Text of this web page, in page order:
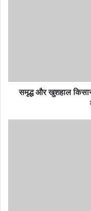
समृद्ध और खुशहाल